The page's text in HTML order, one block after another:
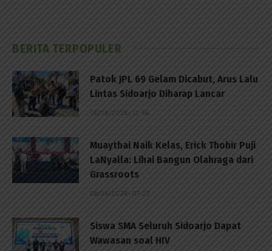
BERITA TERPOPULER
Patok JPL 69 Gelam Dicabut, Arus Lalu
Lintas Sidoarjo Diharap Lancar
06/08/2026 - 12:55
Muaythai Naik Kelas, Erick Thohir Puji
LaNyalla: Lihai Bangun Olahraga dari
Grassroots
06/08/2026 - 07:23
Siswa SMA Seluruh Sidoarjo Dapat
Wawasan soal HIV